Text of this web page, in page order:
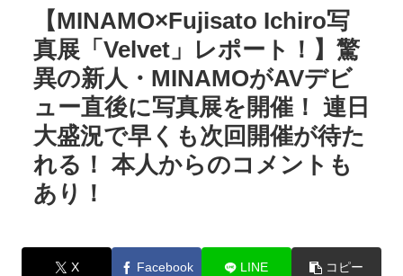
【MINAMO×Fujisato Ichiro写
真展「Velvet」レポート！】驚
異の新人・MINAMOがAVデビ
ュー直後に写真展を開催！ 連日
大盛況で早くも次回開催が待た
れる！ 本人からのコメントも
あり！
X Facebook LINE コピー